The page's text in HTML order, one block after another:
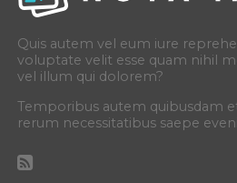
Quis autem vel eum iure
voluptate velit esse quam nihil
vel illum qui dolorem?
Temporibus autem quibusdam
rerum necessitatibus saepe